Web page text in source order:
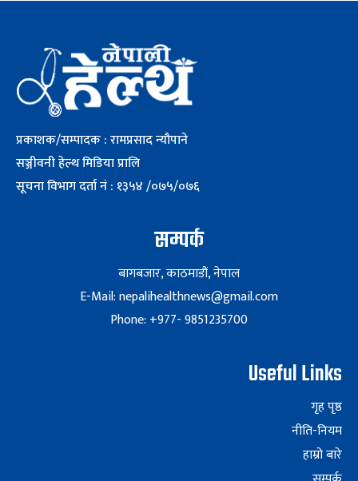
प्रकाशक/सम्पादक : रामप्रसाद न्यौपाने
सञ्जीवनी हेल्थ मिडिया प्रालि
सूचना विभाग दर्ता नं : १३५४ /०७५/०७६
सम्पर्क
बागबजार, काठमाडौं, नेपाल
E-Mail: nepalihealthnews@gmail.com
Phone: +977- 9851235700
Useful Links
गृह पृष्ठ
नीति-नियम
हाम्रो बारे